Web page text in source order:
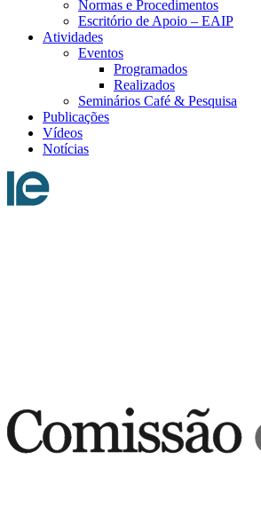
Normas e Procedimentos
Escritório de Apoio – EAIP
Atividades
Eventos
Programados
Realizados
Seminários Café & Pesquisa
Publicações
Vídeos
Notícias